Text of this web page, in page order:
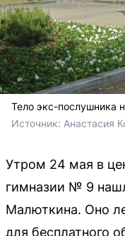
Тело экс-послушника
Источник: Анастасия
Утром 24 мая в
гимназии № 9
Малюткина. Оно
для бесплатного